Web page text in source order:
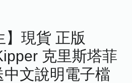
】現貨 正版
克里斯塔菲
文說明電子檔